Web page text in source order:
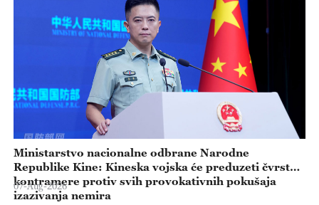
Ministarstvo nacionalne odbrane Narodne
Republike Kine: Kineska vojska će preduzeti čvrste
kontramere protiv svih provokativnih pokušaja
izazivanja nemira
07-Aug-2026